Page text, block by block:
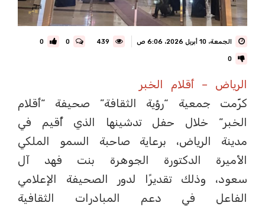
الجمعة، 10 أبريل 2026، 6:06 ص 0
0
0
الرياض – أقلام الخبر
كرّمت جمعية “رؤية الثقافة” صحيفة “أقلام
الخبر” خلال حفل تدشينها الذي أُقيم في
مدينة الرياض، برعاية صاحبة السمو الملكي
الأميرة الدكتورة الجوهرة بنت فهد آل
سعود، وذلك تقديرًا لدور الصحيفة الإعلامي
الفاعل في دعم المبادرات الثقافية